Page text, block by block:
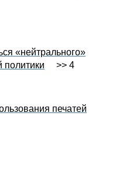
«нейтрального»
политики
>> 4
печатей